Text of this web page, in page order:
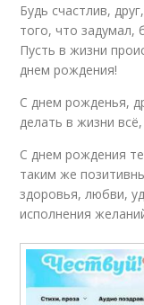
Будь счастлив,
того, что задумал,
Пусть в жизни
днем рождения!
С днем рожденья,
делать в жизни
С днем рождения
таким же
здоровья, любви,
исполнения